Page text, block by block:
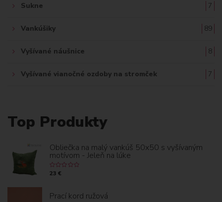
Sukne 7
Vankúšiky 89
Vyšívané náušnice 8
Vyšívané vianočné ozdoby na stromček 7
Top Produkty
Obliečka na malý vankúš 50x50 s vyšívaným
motívom - Jeleň na lúke
23 €
Prací kord ružová